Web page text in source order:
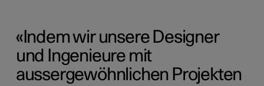
«Indem wir unsere Designer
und Ingenieure mit
aussergewöhnlichen Projekten